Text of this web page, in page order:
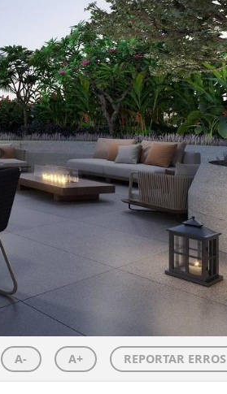
A- A+ REPORTAR ERROS